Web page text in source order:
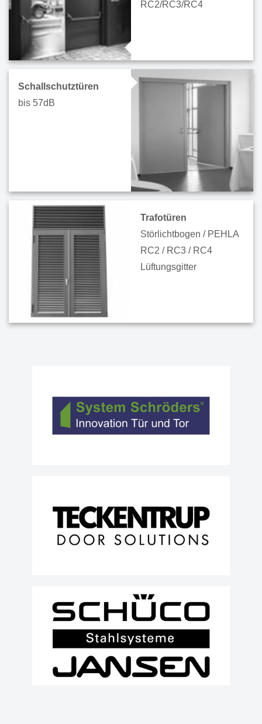
RC2/RC3/RC4
Schallschutz­türen
bis 57dB
Trafotüren
Störlichtbogen / PEHLA
RC2 / RC3 / RC4
Lüftungsgitter